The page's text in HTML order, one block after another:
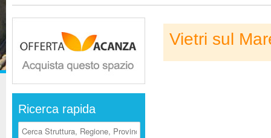
Ricerca rapida
Vietri sul